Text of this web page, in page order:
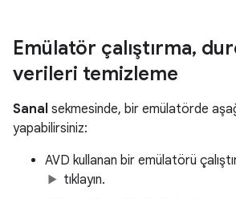
Emülatör çalıştırma,
verileri temizleme
Sanal sekmesinde, bir emülatörde
yapabilirsiniz:
AVD kullanan bir emülatörü
tıklayın.